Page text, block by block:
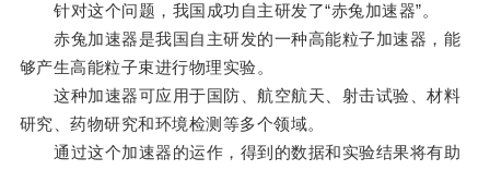
针对这个问题，我国成功自主研发了“赤兔加速器”。
赤兔加速器是我国自主研发的一种高能粒子加速器，能
够产生高能粒子束进行物理实验。
这种加速器可应用于国防、航空航天、射击试验、材料
研究、药物研究和环境检测等多个领域。
通过这个加速器的运作，得到的数据和实验结果将有助